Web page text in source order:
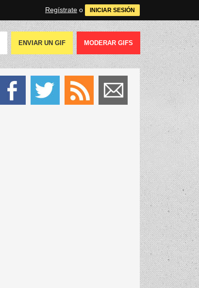
Regístrate o INICIAR SESIÓN
ENVIAR UN GIF MODERAR GIFS